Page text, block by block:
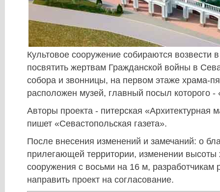
Культовое сооружение собираются возвести
посвятить жертвам Гражданской войны в
собора и звонницы, на первом этаже храма-
расположен музей, главный посыл которого -
Авторы проекта - питерская «Архитектурная
пишет «Севастопольская газета».
После внесения изменений и замечаний: о
прилегающей территории, изменении высоты
сооружения с восьми на 16 м, разработчикам
направить проект на согласование.